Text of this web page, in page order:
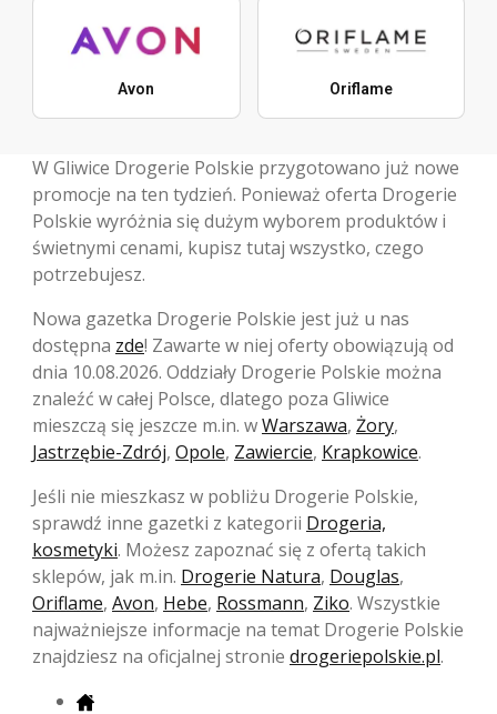
Avon Oriflame
W Gliwice Drogerie Polskie przygotowano już nowe
promocje na ten tydzień. Ponieważ oferta Drogerie
Polskie wyróżnia się dużym wyborem produktów i
świetnymi cenami, kupisz tutaj wszystko, czego
potrzebujesz.
Nowa gazetka Drogerie Polskie jest już u nas
dostępna zde! Zawarte w niej oferty obowiązują od
dnia 10.08.2026. Oddziały Drogerie Polskie można
znaleźć w całej Polsce, dlatego poza Gliwice
mieszczą się jeszcze m.in. wWarszawa, Żory,
Jastrzębie-Zdrój, Opole, Zawiercie, Krapkowice.
Jeśli nie mieszkasz w pobliżu Drogerie Polskie,
sprawdź inne gazetki z kategorii Drogeria,
kosmetyki. Możesz zapoznać się z ofertą takich
sklepów, jak m.in. Drogerie Natura, Douglas,
Oriflame, Avon, Hebe, Rossmann, Ziko. Wszystkie
najważniejsze informacje na temat Drogerie Polskie
znajdziesz na oficjalnej stronie drogeriepolskie.pl.